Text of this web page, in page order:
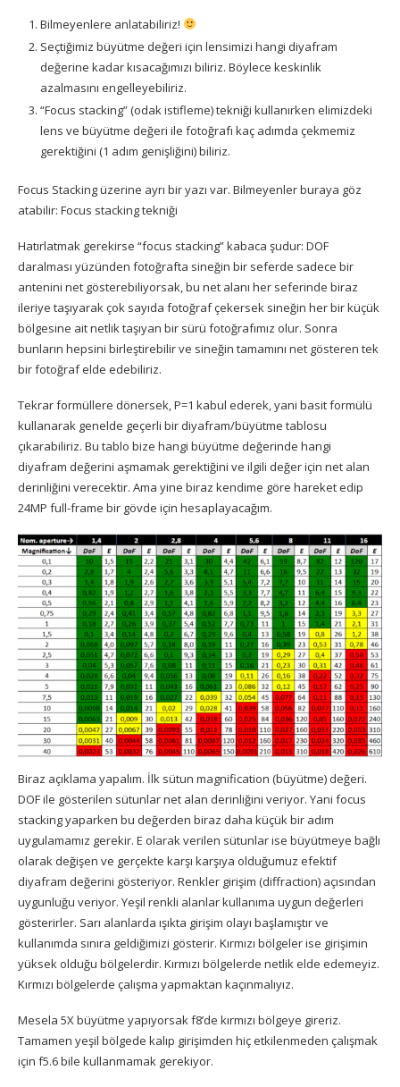
Bilmeyenlere anlatabiliriz!
Seçtiğimiz büyütme değeri için lensimizi hangi diyafram
değerine kadar kısacağımızı biliriz. Böylece keskinlik
azalmasını engelleyebiliriz.
“Focus stacking” (odak istifleme) tekniği kullanırken elimizdeki
lens ve büyütme değeri ile fotoğrafı kaç adımda çekmemiz
gerektiğini (1 adım genişliğini) biliriz.
Focus Stacking üzerine ayrı bir yazı var. Bilmeyenler buraya göz
atabilir: Focus stacking tekniği
Hatırlatmak gerekirse “focus stacking” kabaca şudur: DOF
daralması yüzünden fotoğrafta sineğin bir seferde sadece bir
antenini net gösterebiliyorsak, bu net alanı her seferinde biraz
ileriye taşıyarak çok sayıda fotoğraf çekersek sineğin her bir küçük
bölgesine ait netlik taşıyan bir sürü fotoğrafımız olur. Sonra
bunların hepsini birleştirebilir ve sineğin tamamını net gösteren tek
bir fotoğraf elde edebiliriz.
Tekrar formüllere dönersek, P=1 kabul ederek, yani basit formülü
kullanarak genelde geçerli bir diyafram/büyütme tablosu
çıkarabiliriz. Bu tablo bize hangi büyütme değerinde hangi
diyafram değerini aşmamak gerektiğini ve ilgili değer için net alan
derinliğini verecektir. Ama yine biraz kendime göre hareket edip
24MP full-frame bir gövde için hesaplayacağım.
Biraz açıklama yapalım. İlk sütun magnification (büyütme) değeri.
DOF ile gösterilen sütunlar net alan derinliğini veriyor. Yani focus
stacking yaparken bu değerden biraz daha küçük bir adım
uygulamamız gerekir. E olarak verilen sütunlar ise büyütmeye bağlı
olarak değişen ve gerçekte karşı karşıya olduğumuz efektif
diyafram değerini gösteriyor. Renkler girişim (diffraction) açısından
uygunluğu veriyor. Yeşil renkli alanlar kullanıma uygun değerleri
gösterirler. Sarı alanlarda ışıkta girişim olayı başlamıştır ve
kullanımda sınıra geldiğimizi gösterir. Kırmızı bölgeler ise girişimin
yüksek olduğu bölgelerdir. Kırmızı bölgelerde netlik elde edemeyiz.
Kırmızı bölgelerde çalışma yapmaktan kaçınmalıyız.
Mesela 5X büyütme yapıyorsak f8’de kırmızı bölgeye gireriz.
Tamamen yeşil bölgede kalıp girişimden hiç etkilenmeden çalışmak
için f5.6 bile kullanmamak gerekiyor.